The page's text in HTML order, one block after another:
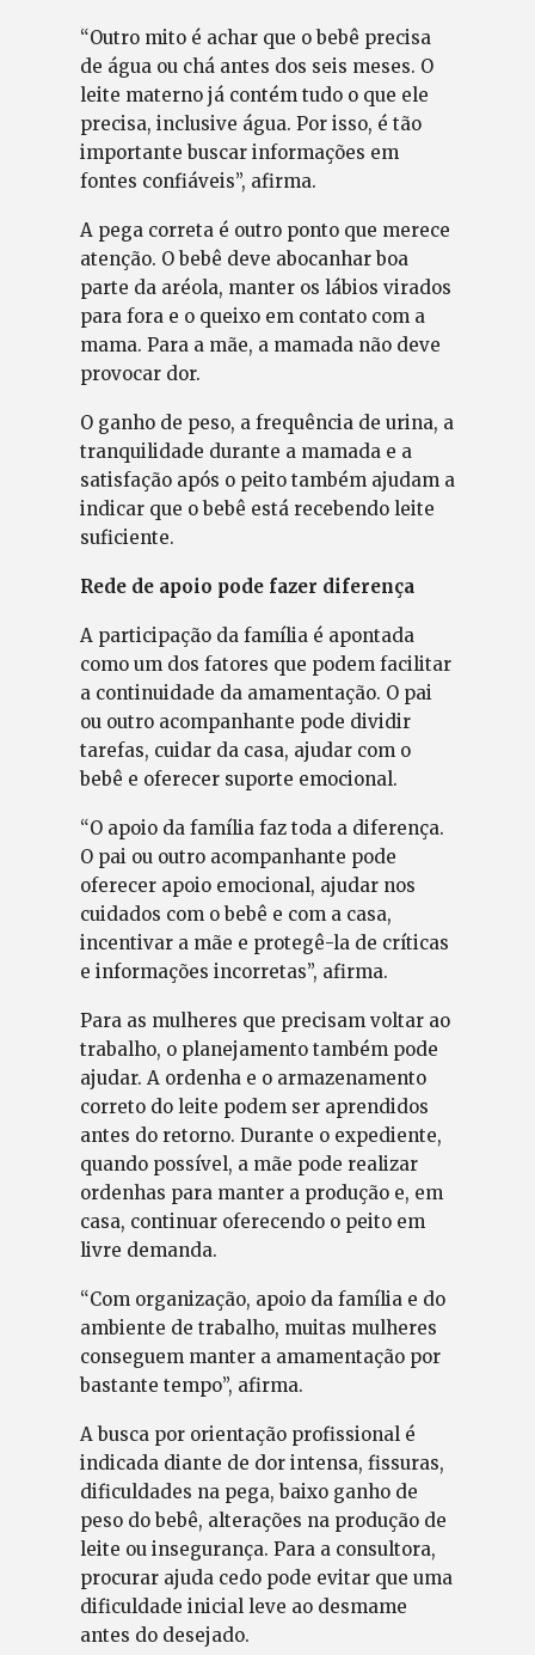
“Outro mito é achar que o bebê precisa
de água ou chá antes dos seis meses. O
leite materno já contém tudo o que ele
precisa, inclusive água. Por isso, é tão
importante buscar informações em
fontes confiáveis”, afirma.
A pega correta é outro ponto que merece
atenção. O bebê deve abocanhar boa
parte da aréola, manter os lábios virados
para fora e o queixo em contato com a
mama. Para a mãe, a mamada não deve
provocar dor.
O ganho de peso, a frequência de urina, a
tranquilidade durante a mamada e a
satisfação após o peito também ajudam a
indicar que o bebê está recebendo leite
suficiente.
Rede de apoio pode fazer diferença
A participação da família é apontada
como um dos fatores que podem facilitar
a continuidade da amamentação. O pai
ou outro acompanhante pode dividir
tarefas, cuidar da casa, ajudar com o
bebê e oferecer suporte emocional.
“O apoio da família faz toda a diferença.
O pai ou outro acompanhante pode
oferecer apoio emocional, ajudar nos
cuidados com o bebê e com a casa,
incentivar a mãe e protegê-la de críticas
e informações incorretas”, afirma.
Para as mulheres que precisam voltar ao
trabalho, o planejamento também pode
ajudar. A ordenha e o armazenamento
correto do leite podem ser aprendidos
antes do retorno. Durante o expediente,
quando possível, a mãe pode realizar
ordenhas para manter a produção e, em
casa, continuar oferecendo o peito em
livre demanda.
“Com organização, apoio da família e do
ambiente de trabalho, muitas mulheres
conseguem manter a amamentação por
bastante tempo”, afirma.
A busca por orientação profissional é
indicada diante de dor intensa, fissuras,
dificuldades na pega, baixo ganho de
peso do bebê, alterações na produção de
leite ou insegurança. Para a consultora,
procurar ajuda cedo pode evitar que uma
dificuldade inicial leve ao desmame
antes do desejado.